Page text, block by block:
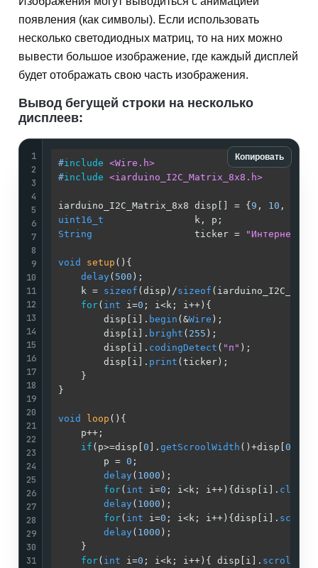
появления (как символы). Если использовать
несколько светодиодных матриц, то на них можно
вывести большое изображение, где каждый дисплей
будет отображать свою часть изображения.
Вывод бегущей строки на несколько
дисплеев:
Копировать
1
2
3
4
5
6
7
8
9
10
11
12
13
14
15
16
17
18
19
20
21
22
23
24
25
26
27
28
29
30
31
#include <Wire.h>
#include <iarduino_I2C_Matrix_8x8.h>
iarduino_I2C_Matrix_8x8 disp[] = { 9 , 10 ,
uint16_t
String
                  ticker =
"Интернет
void setup ()
delay( 500
    k =
sizeof (disp)/sizeof
for( int i=0 ; i<k;
        disp[i].
begin (&Wire
        disp[i].
bright ( 255
        disp[i].
codingDetect ( "п"
        disp[i].
print
void loop ()
if (p>=disp[ 0 ]. getScroolWidth ()+disp[ 0
        p =
0
delay( 1000
for( int i=0 ; i<k; i++){disp[i]. clrScr
delay( 1000
for( int i=0 ; i<k; i++){disp[i].
delay( 1000
for( int i=0 ; i<k; i++){ disp[i].